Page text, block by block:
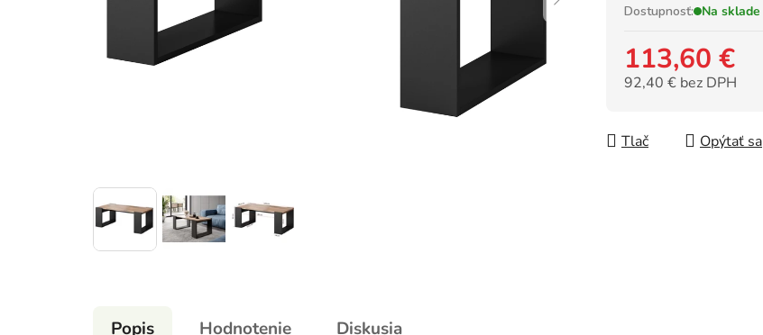
hviezdičiek.
Dostupnosť: Na sklade
113,60 €
92,40 € bez DPH
Tlač
Opýtať sa
Popis Hodnotenie Diskusia